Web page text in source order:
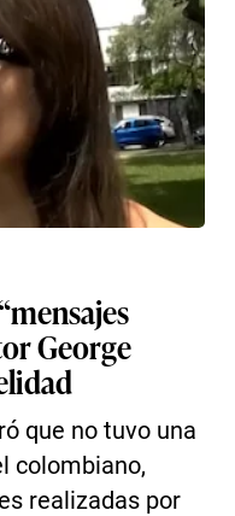
George
que no tuvo una
colombiano,
realizadas por